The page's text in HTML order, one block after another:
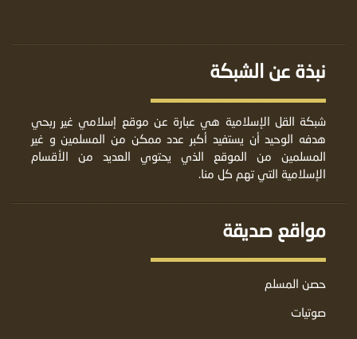
نبذة عن الشبكة
شبكة القل الإسلامية هي عبارة عن موقع إسلامي غير ربحي
هدفه الوحيد أن يستفيد أكبر عدد ممكن من المسلمين و غير
المسلمين من الموقع الذي يحتوي العديد من الأقسام
الإسلامية التي تهم كل منا.
مواقع صديقة
حصن المسلم
صوتيات